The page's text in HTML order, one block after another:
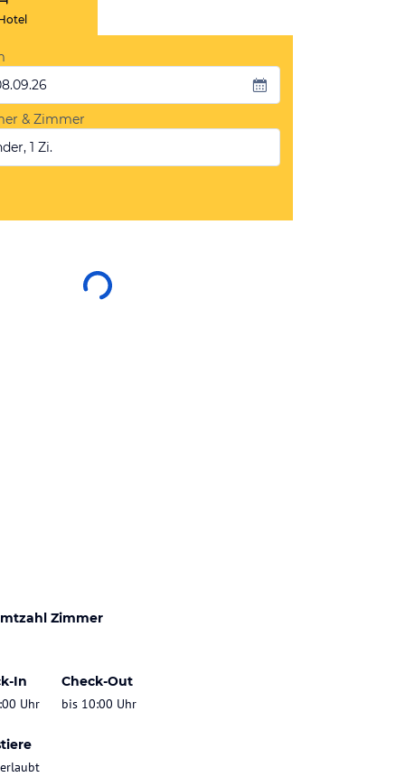
& Zimmer
1 Zi.
Zimmer
In
Uhr
Check-Out
bis 10:00 Uhr